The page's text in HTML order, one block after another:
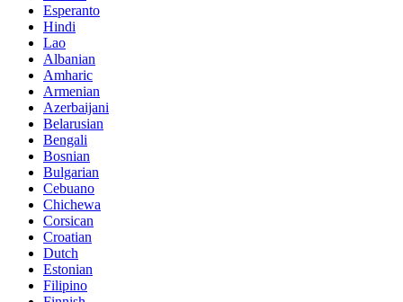
Esperanto
Hindi
Lao
Albanian
Amharic
Armenian
Azerbaijani
Belarusian
Bengali
Bosnian
Bulgarian
Cebuano
Chichewa
Corsican
Croatian
Dutch
Estonian
Filipino